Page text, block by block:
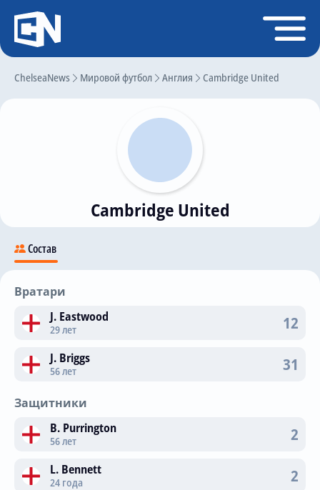
ChelseaNews Мировой футбол Англия Cambridge United
Cambridge United
Состав
Вратари
J. Eastwood
29 лет 12
J. Briggs
56 лет 31
Защитники
B. Purrington
56 лет 2
L. Bennett
24 года 2
Регистрация
Главная
История Челси
Календарь игр
Состав команды
Поиск по сайту
О сайте
Контакты